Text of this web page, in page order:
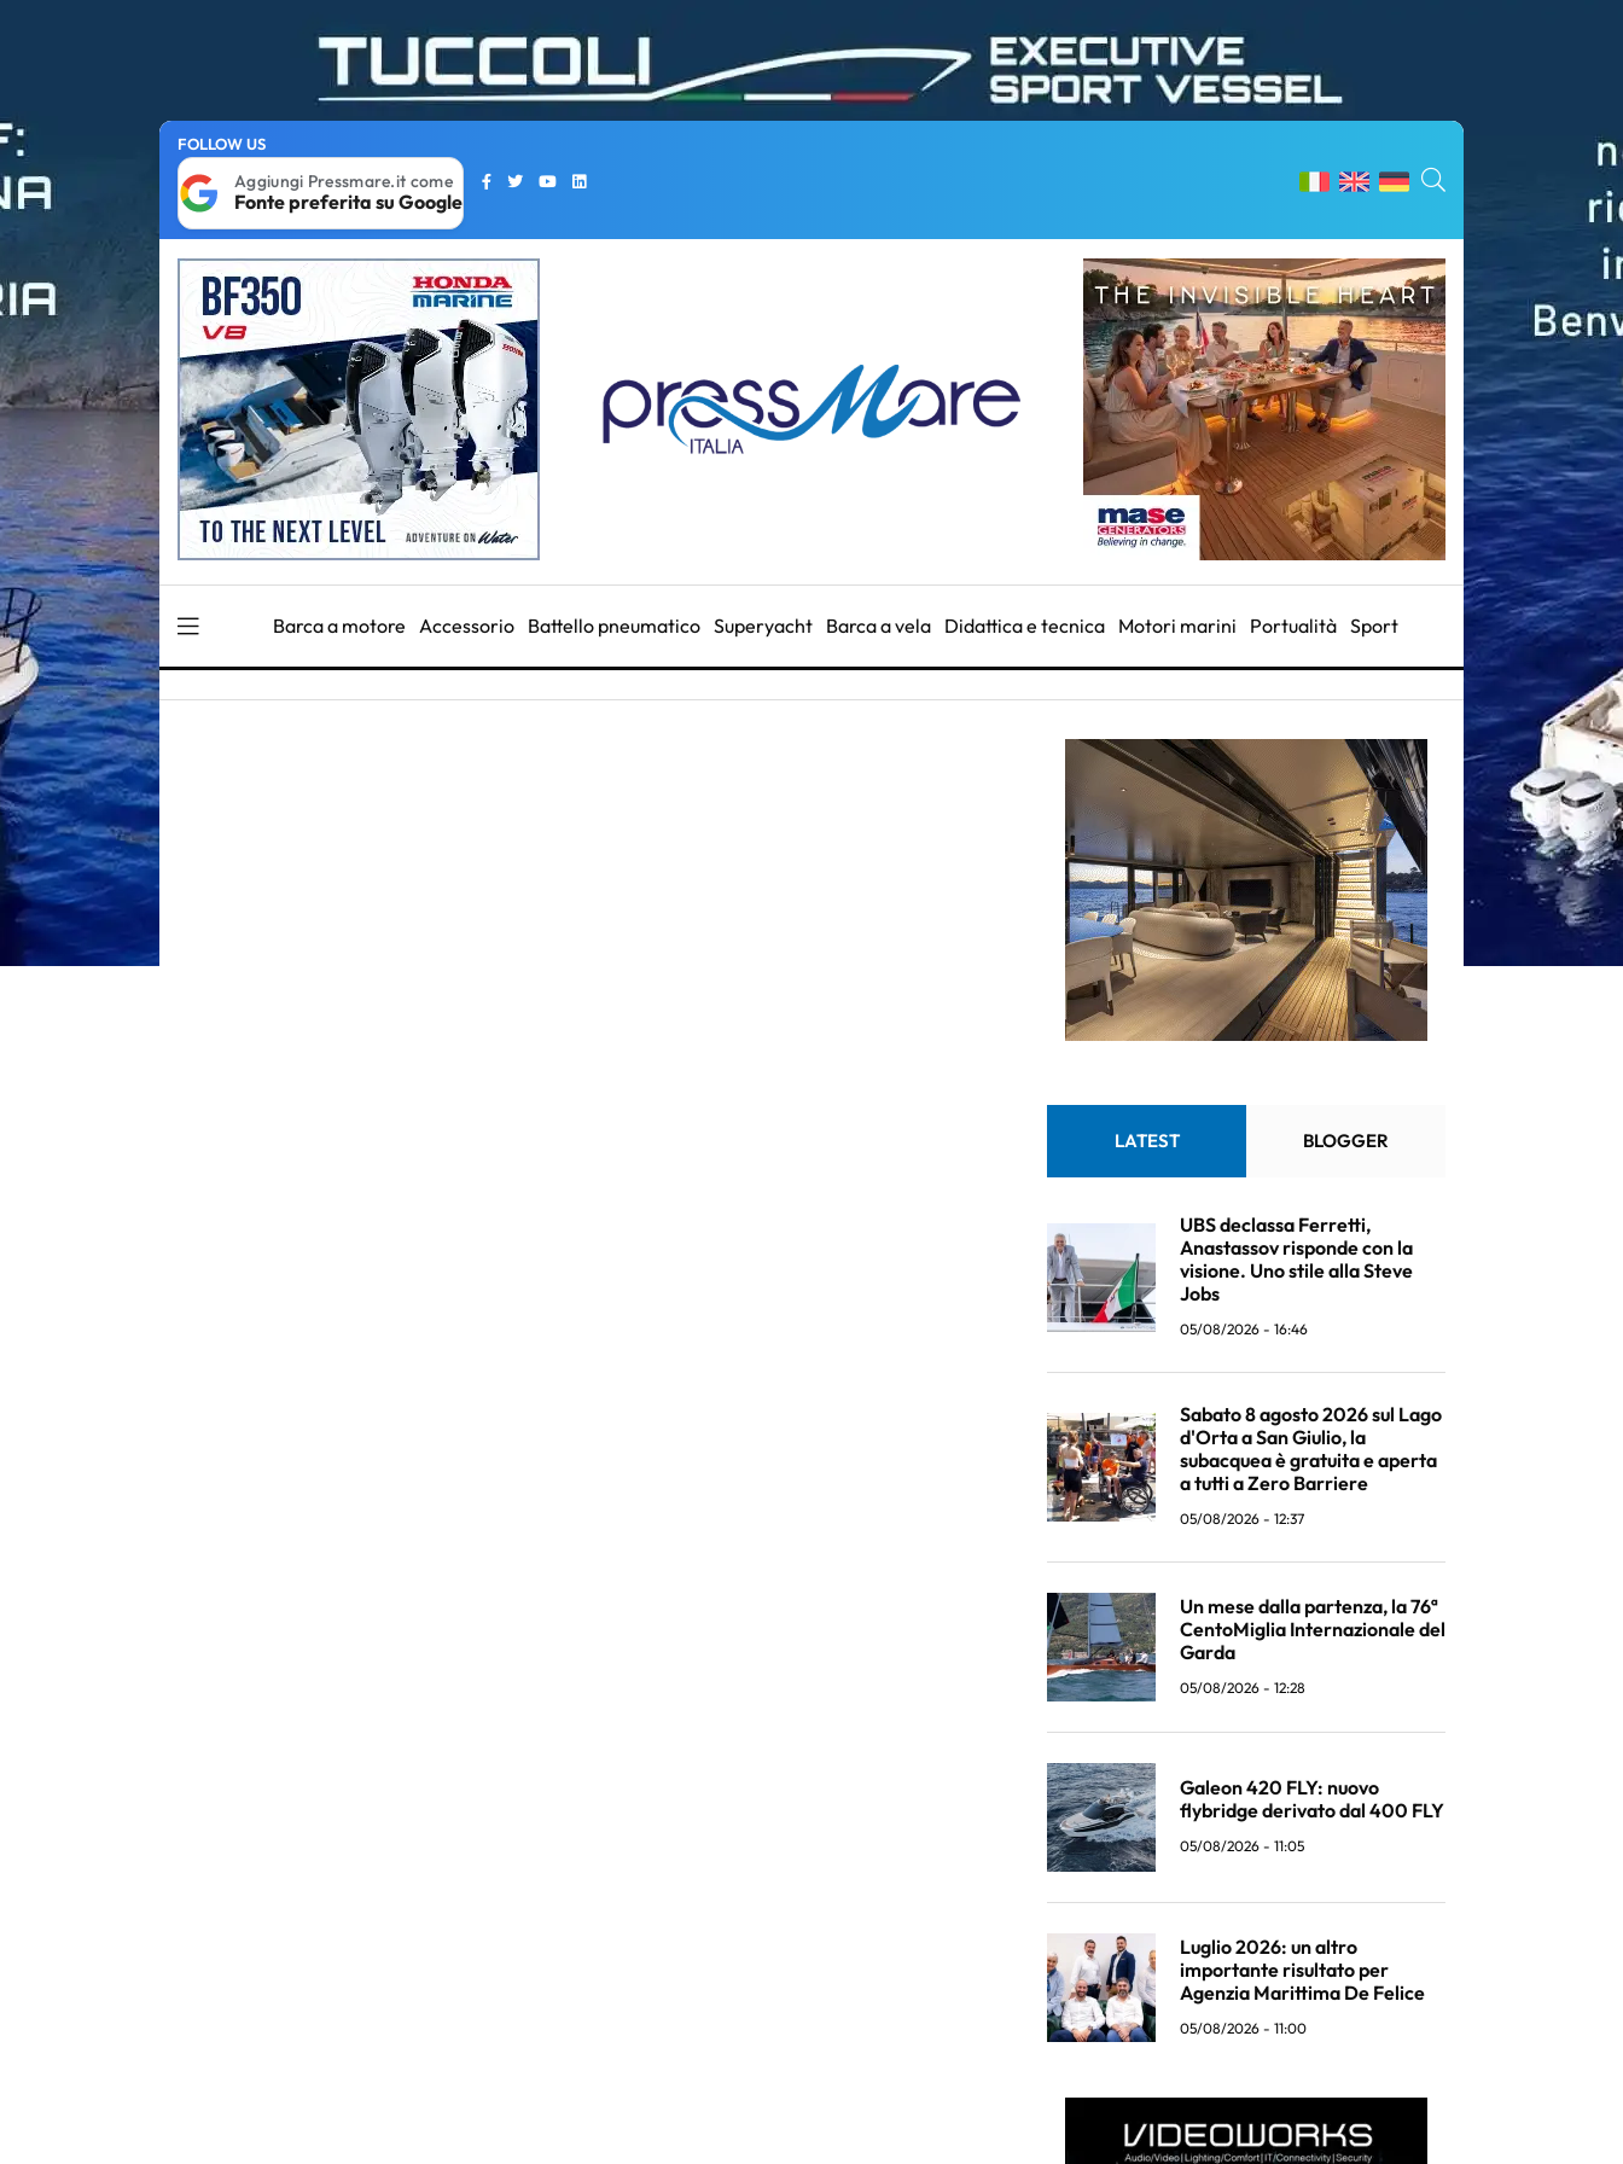
FOLLOW US
Aggiungi Pressmare.it come
Fonte preferita su Google
Barca a motore Accessorio Battello pneumatico Superyacht Barca a vela Didattica e tecnica Motori marini Portualità Sport
LATEST BLOGGER
UBS declassa Ferretti,
Anastassov risponde con la
visione. Uno stile alla Steve
Jobs
05/08/2026 - 16:46
Sabato 8 agosto 2026 sul Lago
d'Orta a San Giulio, la
subacquea è gratuita e aperta
a tutti a Zero Barriere
05/08/2026 - 12:37
Un mese dalla partenza, la 76ª
CentoMiglia Internazionale del
Garda
05/08/2026 - 12:28
Galeon 420 FLY: nuovo
flybridge derivato dal 400 FLY
05/08/2026 - 11:05
Luglio 2026: un altro
importante risultato per
Agenzia Marittima De Felice
05/08/2026 - 11:00